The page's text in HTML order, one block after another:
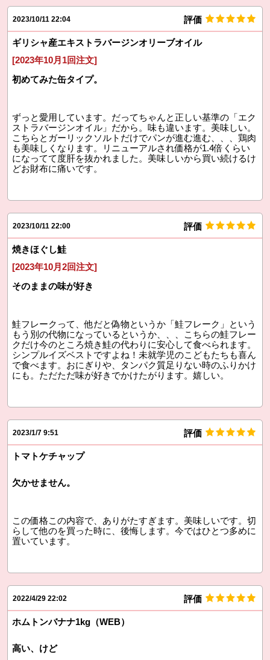
2023/10/11 22:04 評価
ギリシャ産エキストラバージンオリーブオイル
[2023年10月1回注文]
初めてみた缶タイプ。
ずっと愛用しています。だってちゃんと正しい基準の「エク
ストラバージンオイル」だから。味も違います。美味しい。
こちらとガーリックソルトだけでパンが進む進む、、、鶏肉
も美味しくなります。リニューアルされ価格が1.4倍くらい
になってて度肝を抜かれました。美味しいから買い続けるけ
どお財布に痛いです。
2023/10/11 22:00 評価
焼きほぐし鮭
[2023年10月2回注文]
そのままの味が好き
鮭フレークって、他だと偽物というか「鮭フレーク」という
もう別の代物になっているというか、、、こちらの鮭フレー
クだけ今のところ焼き鮭の代わりに安心して食べられます。
シンプルイズベストですよね！未就学児のこどもたちも喜ん
で食べます。おにぎりや、タンパク質足りない時のふりかけ
にも。ただただ味が好きでかけたがります。嬉しい。
2023/1/7 9:51 評価
トマトケチャップ
欠かせません。
この価格この内容で、ありがたすぎます。美味しいです。切
らして他のを買った時に、後悔します。今ではひとつ多めに
置いています。
2022/4/29 22:02 評価
ホムトンバナナ1kg（WEB）
高い、けど